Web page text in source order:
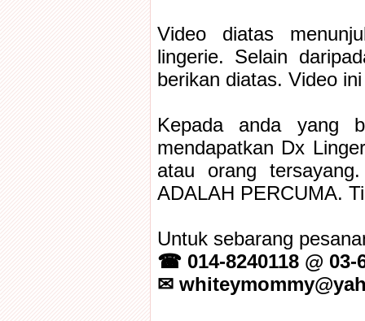
Video diatas
lingerie. Selain
berikan diatas. Video
Kepada anda yang
mendapatkan Dx
atau orang
ADALAH PERCUMA.
Untuk sebarang
☎ 014-8240118 @ 03-
✉